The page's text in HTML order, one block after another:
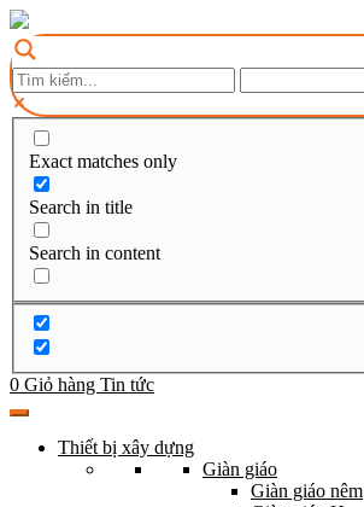
Exact matches only
Search in title
Search in content
0 Giỏ hàng Tin tức
Thiết bị xây dựng
Giàn giáo
Giàn giáo nêm